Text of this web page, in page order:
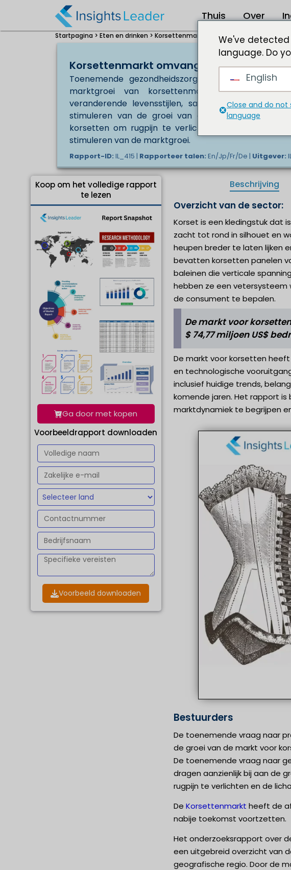
Thuis Over
Startpagina > Eten en drinken > Korsettenmarkt omvang 2024 tot 2031
Korsettenmarkt omvang USD 74,77 Mn in
Toenemende gezondheidszorg gerelateerde
marktgroei van korsettenmarkt De
veranderende levensstijlen, samen met
stimuleren van de groei van de wereldwijde
korsetten om rugpijn te verlichten en de
stimuleren van de marktgroei.
Rapport-ID: IL_415 | Rapporteer talen: En/Jp/Fr/De | Uitgever:
Koop om het volledige rapport
te lezen
Ga door met kopen
Voorbeeldrapport downloaden
Voorbeeld downloaden
Beschrijving
Overzicht van de sector:
Korset is een kledingstuk dat
zacht tot rond in silhouet en
heupen breder te laten lijken
bevatten korsetten panelen
baleinen die verticale
hebben ze een vetersysteem
de consument te bepalen.
De markt voor
$ 74,77 miljoen US$
De markt voor korsetten
en technologische
inclusief huidige trends,
komende jaren. Het rapport
marktdynamiek te begrijpen
Bestuurders
De toenemende vraag naar
de groei van de markt voor
De toenemende vraag naar
dragen aanzienlijk bij aan de
rugpijn te verlichten en de
De Korsettenmarkt heeft de
nabije toekomst voortzetten.
Het onderzoeksrapport over
een uitgebreid overzicht van
geografische regio. Door de
We've
language. Do
English
Close and do not
language